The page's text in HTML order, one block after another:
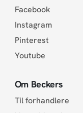
Facebook
Instagram
Pinterest
Youtube
Om Beckers
Til forhandlere